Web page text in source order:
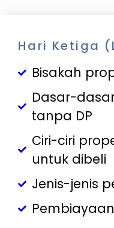
Hari Ketiga
Bisakah
Dasar-
tanpa DP
Ciri-ciri
untuk dibeli
Jenis-jenis